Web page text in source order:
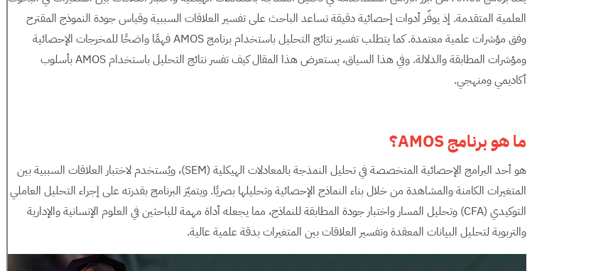
العلمية المتقدمة. إذ يوفّر أدوات إحصائية دقيقة تساعد الباحث على تفسير العلاقات السببية وقياس جودة النموذج المقترح
وفق مؤشرات علمية معتمدة. كما يتطلب تفسير نتائج التحليل باستخدام برنامج AMOS فهمًا واضحًا للمخرجات الإحصائية
ومؤشرات المطابقة والدلالة. وفي هذا السياق، يستعرض هذا المقال كيف تفسر نتائج التحليل باستخدام AMOS بأسلوب
أكاديمي ومنهجي.
ما هو برنامج ؟
هو أحد البرامج الإحصائية المتخصصة في تحليل النمذجة بالمعادلات الهيكلية (SEM)، ويُستخدم لاختبار العلاقات السببية بين
المتغيرات الكامنة والمشاهدة من خلال بناء النماذج الإحصائية وتحليلها بصريًا. ويتميّز البرنامج بقدرته على إجراء التحليل العاملي
التوكيدي (CFA) وتحليل المسار واختبار جودة المطابقة للنماذج، مما يجعله أداة مهمة للباحثين في العلوم الإنسانية والإدارية
والتربوية لتحليل البيانات المعقدة وتفسير العلاقات بين المتغيرات بدقة علمية عالية.